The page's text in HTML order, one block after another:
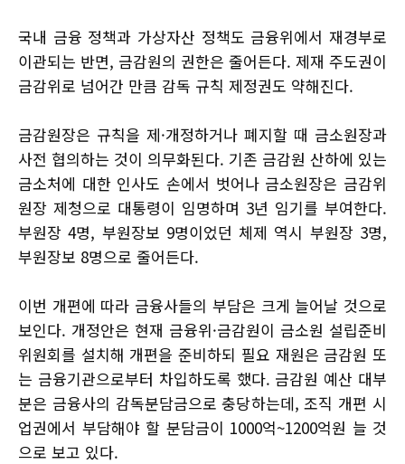
국내 금융 정책과 가상자산 정책도 금융위에서 재경부로
이관되는 반면, 금감원의 권한은 줄어든다. 제재 주도권이
금감위로 넘어간 만큼 감독 규칙 제정권도 약해진다.
금감원장은 규칙을 제·개정하거나 폐지할 때 금소원장과
사전 협의하는 것이 의무화된다. 기존 금감원 산하에 있는
금소처에 대한 인사도 손에서 벗어나 금소원장은 금감위
원장 제청으로 대통령이 임명하며 3년 임기를 부여한다.
부원장 4명, 부원장보 9명이었던 체제 역시 부원장 3명,
부원장보 8명으로 줄어든다.
이번 개편에 따라 금융사들의 부담은 크게 늘어날 것으로
보인다. 개정안은 현재 금융위·금감원이 금소원 설립준비
위원회를 설치해 개편을 준비하되 필요 재원은 금감원 또
는 금융기관으로부터 차입하도록 했다. 금감원 예산 대부
분은 금융사의 감독분담금으로 충당하는데, 조직 개편 시
업권에서 부담해야 할 분담금이 1000억~1200억원 늘 것
으로 보고 있다.